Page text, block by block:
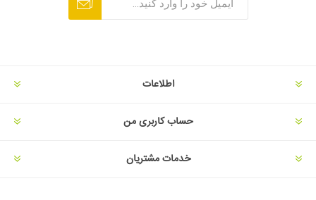
اطلاعات
حساب کاربری من
خدمات مشتریان